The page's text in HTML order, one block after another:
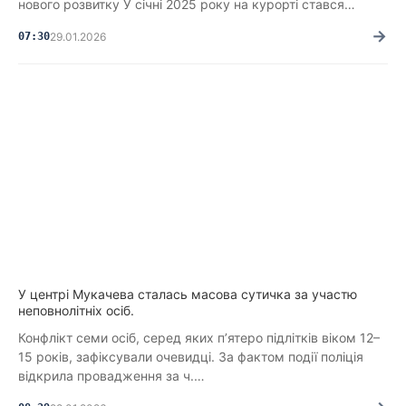
нового розвитку У січні 2025 року на курорті стався…
07:3029.01.2026 →
У центрі Мукачева сталась масова сутичка за участю
неповнолітніх осіб.
Конфлікт семи осіб, серед яких п’ятеро підлітків віком 12–
15 років, зафіксували очевидці. За фактом події поліція
відкрила провадження за ч.…